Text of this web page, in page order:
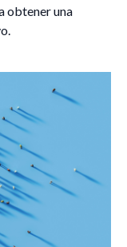
obtener una